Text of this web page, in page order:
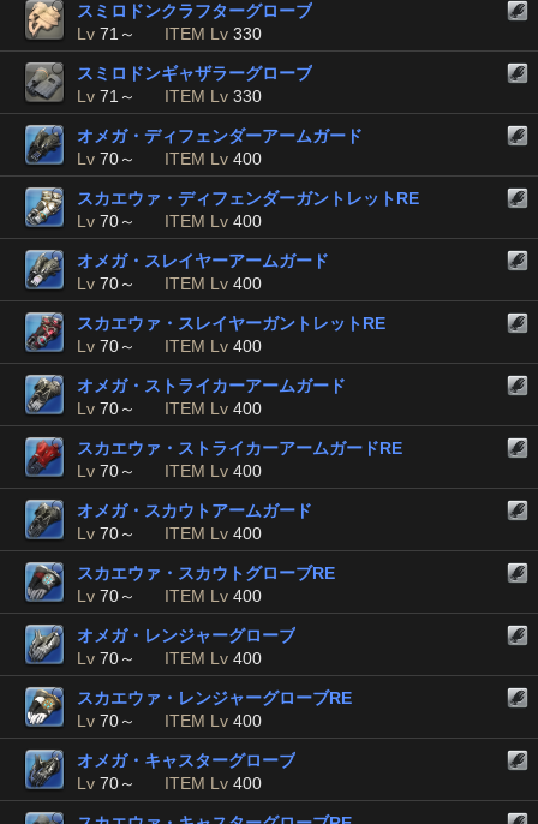
スミロドンクラフターグローブ
Lv 71～ ITEM Lv 330
スミロドンギャザラーグローブ
Lv 71～ ITEM Lv 330
オメガ・ディフェンダーアームガード
Lv 70～ ITEM Lv 400
スカエウァ・ディフェンダーガントレットRE
Lv 70～ ITEM Lv 400
オメガ・スレイヤーアームガード
Lv 70～ ITEM Lv 400
スカエウァ・スレイヤーガントレットRE
Lv 70～ ITEM Lv 400
オメガ・ストライカーアームガード
Lv 70～ ITEM Lv 400
スカエウァ・ストライカーアームガードRE
Lv 70～ ITEM Lv 400
オメガ・スカウトアームガード
Lv 70～ ITEM Lv 400
スカエウァ・スカウトグローブRE
Lv 70～ ITEM Lv 400
オメガ・レンジャーグローブ
Lv 70～ ITEM Lv 400
スカエウァ・レンジャーグローブRE
Lv 70～ ITEM Lv 400
オメガ・キャスターグローブ
Lv 70～ ITEM Lv 400